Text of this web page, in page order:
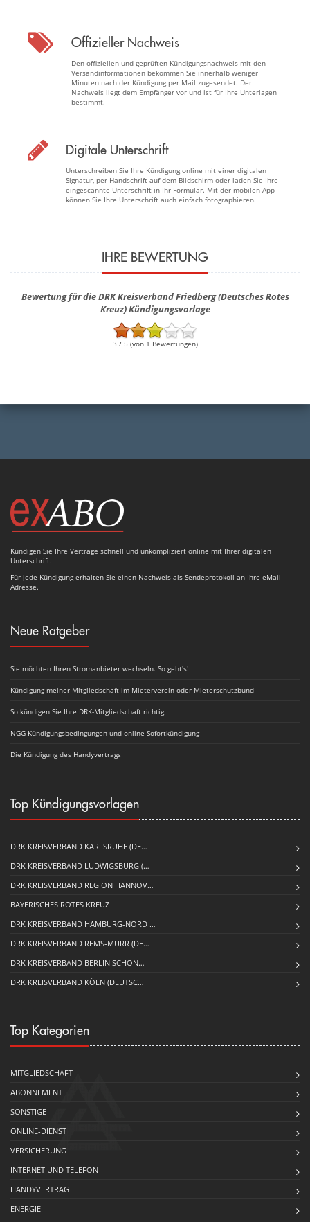
Offizieller Nachweis
Den offiziellen und geprüften Kündigungsnachweis mit den
Versandinformationen bekommen Sie innerhalb weniger
Minuten nach der Kündigung per Mail zugesendet. Der
Nachweis liegt dem Empfänger vor und ist für Ihre Unterlagen
bestimmt.
Digitale Unterschrift
Unterschreiben Sie Ihre Kündigung online mit einer digitalen
Signatur, per Handschrift auf dem Bildschirm oder laden Sie Ihre
eingescannte Unterschrift in Ihr Formular. Mit der mobilen App
können Sie Ihre Unterschrift auch einfach fotographieren.
IHRE BEWERTUNG
Bewertung für die DRK Kreisverband Friedberg (Deutsches Rotes
Kreuz) Kündigungsvorlage
3 / 5 (von 1 Bewertungen)
Kündigen Sie Ihre Verträge schnell und unkompliziert online mit Ihrer digitalen
Unterschrift.
Für jede Kündigung erhalten Sie einen Nachweis als Sendeprotokoll an Ihre eMail-
Adresse.
Neue Ratgeber
Sie möchten Ihren Stromanbieter wechseln. So geht's!
Kündigung meiner Mitgliedschaft im Mieterverein oder Mieterschutzbund
So kündigen Sie Ihre DRK-Mitgliedschaft richtig
NGG Kündigungsbedingungen und online Sofortkündigung
Die Kündigung des Handyvertrags
Top Kündigungsvorlagen
DRK KREISVERBAND KARLSRUHE (DE…
DRK KREISVERBAND LUDWIGSBURG (…
DRK KREISVERBAND REGION HANNOV…
BAYERISCHES ROTES KREUZ
DRK KREISVERBAND HAMBURG-NORD …
DRK KREISVERBAND REMS-MURR (DE…
DRK KREISVERBAND BERLIN SCHÖN…
DRK KREISVERBAND KÖLN (DEUTSC…
Top Kategorien
MITGLIEDSCHAFT
ABONNEMENT
SONSTIGE
ONLINE-DIENST
VERSICHERUNG
INTERNET UND TELEFON
HANDYVERTRAG
ENERGIE